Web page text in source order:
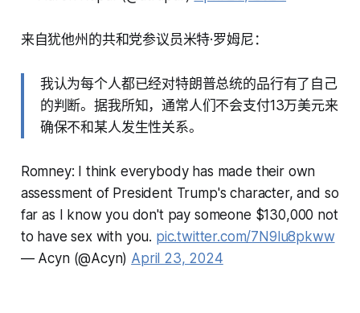
来自犹他州的共和党参议员米特·罗姆尼：
我认为每个人都已经对特朗普总统的品行有了自己
的判断。据我所知，通常人们不会支付13万美元来
确保不和某人发生性关系。
Romney: I think everybody has made their own
assessment of President Trump's character, and so
far as I know you don't pay someone $130,000 not
to have sex with you. pic.twitter.com/7N9lu8pkww
— Acyn (@Acyn) April 23, 2024